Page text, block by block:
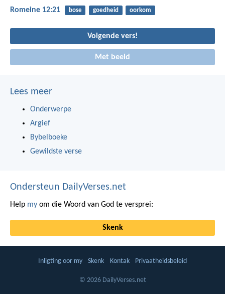
Romeine 12:21 bose goedheid oorkom
Volgende vers!
Met beeld
Lees meer
Onderwerpe
Argief
Bybelboeke
Gewildste verse
Ondersteun DailyVerses.net
Help my om die Woord van God te versprei:
Skenk
Inligting oor my Skenk Kontak Privaatheidsbeleid
© 2026 DailyVerses.net